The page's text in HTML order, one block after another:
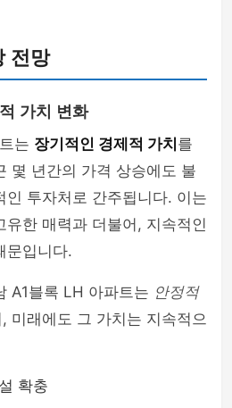
전망
가치 변화
는 장기적인 경제적 가치 를
몇 년간의 가격 상승에도 불
인 투자처로 간주됩니다. 이는
유한 매력과 더불어, 지속적인
문입니다.
A1블록 LH 아파트는 안정적
미래에도 그 가치는 지속적으
확충